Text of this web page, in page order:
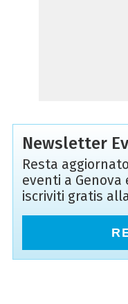
Newsletter
Resta
eventi a Genova
iscriviti gratis